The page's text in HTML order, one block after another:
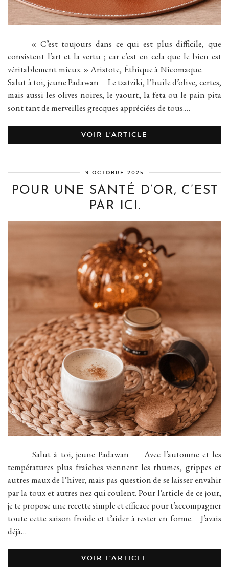
« C’est toujours dans ce qui est plus difficile, que
consistent l’art et la vertu ; car c’est en cela que le bien est
véritablement mieux. » Aristote, Éthique à Nicomaque.
Salut à toi, jeune Padawan Le tzatziki, l’huile d’olive, certes,
mais aussi les olives noires, le yaourt, la feta ou le pain pita
sont tant de merveilles grecques appréciées de tous.…
VOIR L’ARTICLE
9 OCTOBRE 2025
POUR UNE SANTÉ D’OR, C’EST
PAR ICI.
Salut à toi, jeune Padawan Avec l’automne et les
températures plus fraîches viennent les rhumes, grippes et
autres maux de l’hiver, mais pas question de se laisser envahir
par la toux et autres nez qui coulent. Pour l’article de ce jour,
je te propose une recette simple et efficace pour t’accompagner
toute cette saison froide et t’aider à rester en forme. J’avais
déjà…
VOIR L’ARTICLE